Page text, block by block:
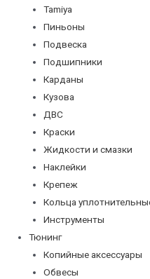
Tamiya
Пиньоны
Подвеска
Подшипники
Карданы
Кузова
ДВС
Краски
Жидкости и смазки
Наклейки
Крепеж
Кольца
Инструменты
Тюнинг
Копийные аксессуары
Обвесы